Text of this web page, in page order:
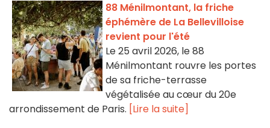
88 Ménilmontant, la friche
éphémère de La Bellevilloise
revient pour l'été
Le 25 avril 2026, le 88
Ménilmontant rouvre les portes
de sa friche-terrasse
végétalisée au cœur du 20e
arrondissement de Paris. [Lire la suite]